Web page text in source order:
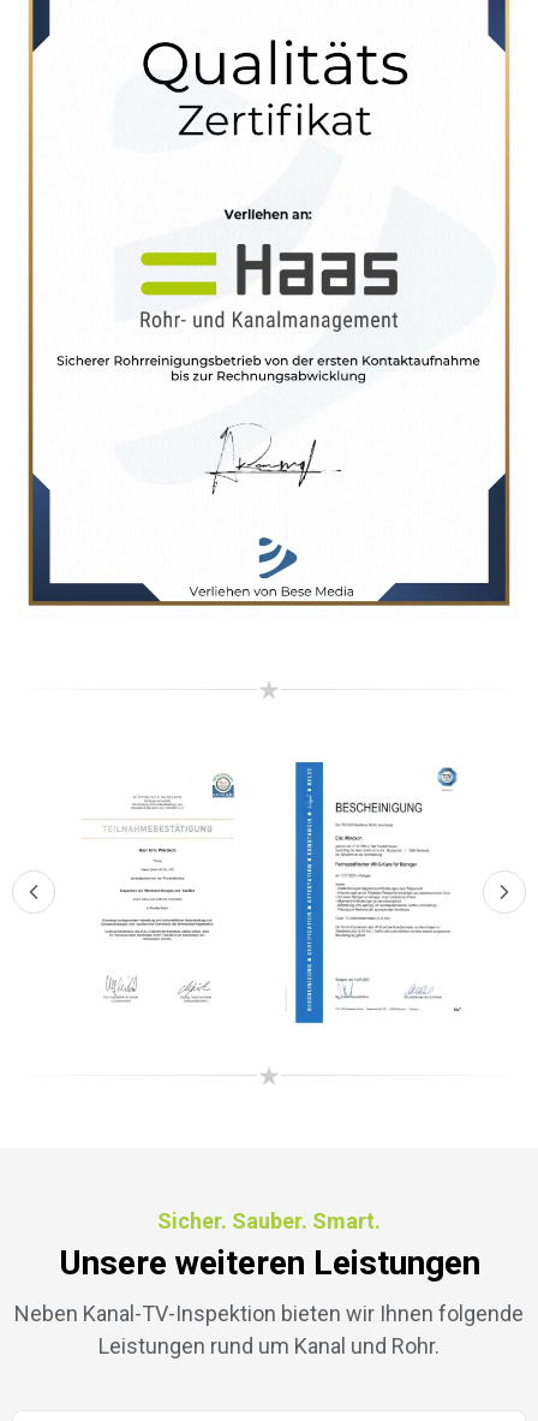
Sicher. Sauber. Smart.
Unsere weiteren Leistungen
Neben Kanal-TV-Inspektion bieten wir Ihnen folgende
Leistungen rund um Kanal und Rohr.